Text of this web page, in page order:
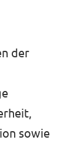
- Podcast
der
sowie